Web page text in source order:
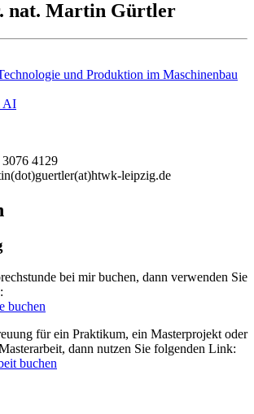
nat. Martin Gürtler
und Produktion im Maschinenbau
AI
4129
leipzig.de
bei mir buchen, dann verwenden Sie
buchen
für ein Praktikum, ein Masterprojekt oder
dann nutzen Sie folgenden Link:
buchen